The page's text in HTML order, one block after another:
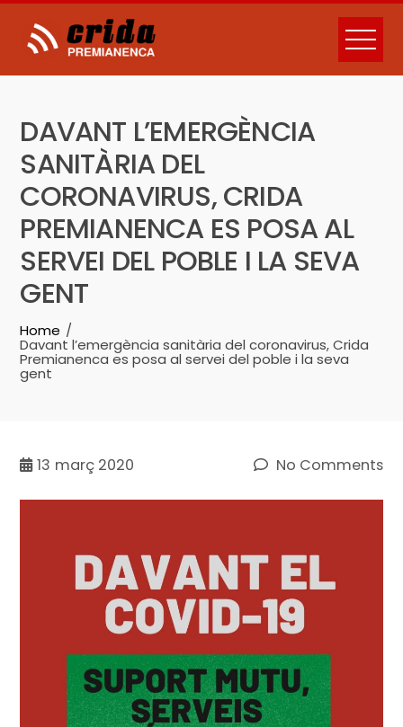
Skip
content
DAVANT L’EMERGÈNCIA
SANITÀRIA DEL
CORONAVIRUS, CRIDA
PREMIANENCA ES POSA AL
SERVEI DEL POBLE I LA SEVA
GENT
Home
Davant l’emergència sanitària del coronavirus, Crida
Premianenca es posa al servei del poble i la seva
gent
13 març 2020 No Comments